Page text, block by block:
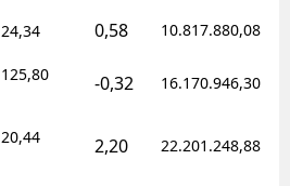
24,34 0,58 10.817.880,08
125,80 -0,32 16.170.946,30
20,44 2,20 22.201.248,88